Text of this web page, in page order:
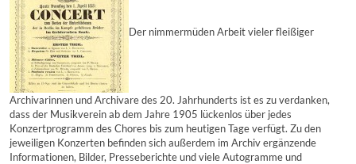
Der nimmermüden Arbeit vieler fleißiger
Archivarinnen und Archivare des 20. Jahrhunderts ist es zu verdanken,
dass der Musikverein ab dem Jahre 1905 lückenlos über jedes
Konzertprogramm des Chores bis zum heutigen Tage verfügt. Zu den
jeweiligen Konzerten befinden sich außerdem im Archiv ergänzende
Informationen, Bilder, Presseberichte und viele Autogramme und